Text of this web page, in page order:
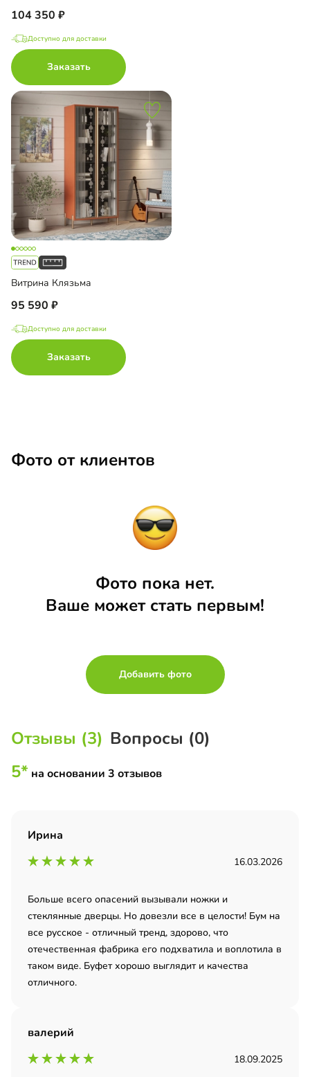
104 350
Доступно для доставки
Заказать
Витрина Клязьма
95 590
Доступно для доставки
Заказать
Фото от клиентов
Фото пока нет.
Ваше может стать первым!
Добавить фото
Отзывы (3) Вопросы (0)
5* на основании 3 отзывов
Ирина
16.03.2026
Больше всего опасений вызывали ножки и
стеклянные дверцы. Но довезли все в целости! Бум на
все русское - отличный тренд, здорово, что
отечественная фабрика его подхватила и воплотила в
таком виде. Буфет хорошо выглядит и качества
отличного.
валерий
18.09.2025